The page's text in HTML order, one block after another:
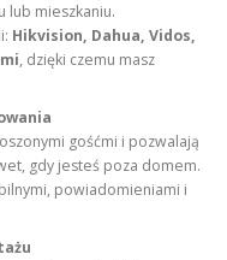
lub mieszkaniu.
Hikvision, Dahua, Vidos,
, dzięki czemu masz
gośćmi i pozwalają
gdy jesteś poza domem.
powiadomieniami i